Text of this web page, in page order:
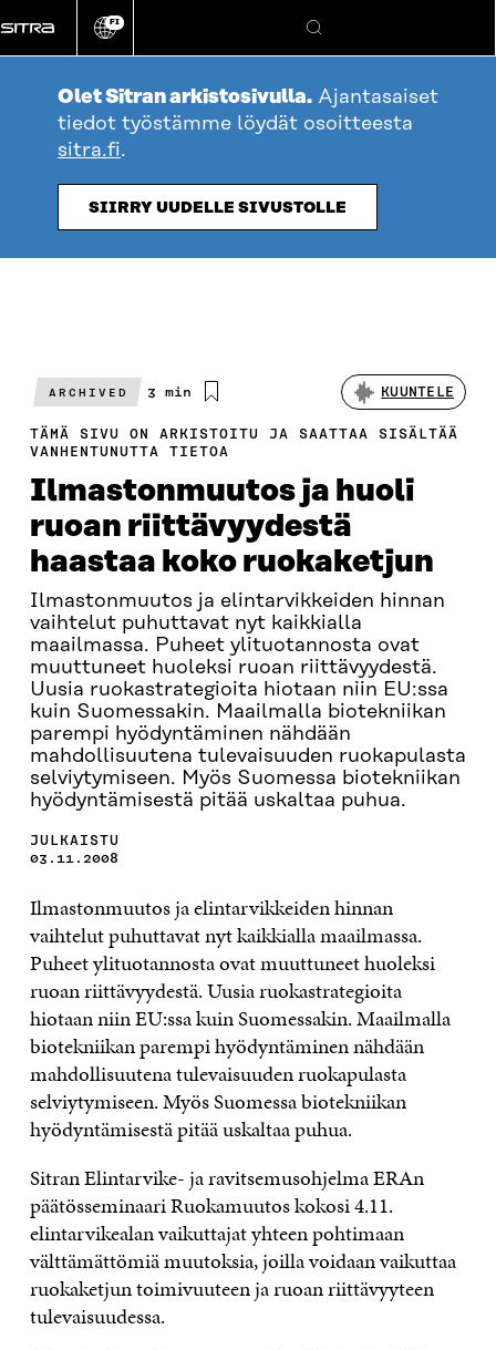
suoraan
sisältöön
Vaihda
kieli
FI
Hae
Olet Sitran arkistosivulla. Ajantasaiset
tiedot työstämme löydät osoitteesta
sitra.fi.
SIIRRY UUDELLE SIVUSTOLLE
ARCHIVED
Arvioitu
3 min KUUNTELE
TÄMÄ SIVU ON ARKISTOITU JA SAATTAA SISÄLTÄÄ
VANHENTUNUTTA TIETOA
Ilmastonmuutos ja huoli
ruoan riittävyydestä
haastaa koko ruokaketjun
Ilmastonmuutos ja elintarvikkeiden hinnan
vaihtelut puhuttavat nyt kaikkialla
maailmassa. Puheet ylituotannosta ovat
muuttuneet huoleksi ruoan riittävyydestä.
Uusia ruokastrategioita hiotaan niin EU:ssa
kuin Suomessakin. Maailmalla biotekniikan
parempi hyödyntäminen nähdään
mahdollisuutena tulevaisuuden ruokapulasta
selviytymiseen. Myös Suomessa biotekniikan
hyödyntämisestä pitää uskaltaa puhua.
JULKAISTU
03.11.2008
Ilmastonmuutos ja elintarvikkeiden hinnan
vaihtelut puhuttavat nyt kaikkialla maailmassa.
Puheet ylituotannosta ovat muuttuneet huoleksi
ruoan riittävyydestä. Uusia ruokastrategioita
hiotaan niin EU:ssa kuin Suomessakin. Maailmalla
biotekniikan parempi hyödyntäminen nähdään
mahdollisuutena tulevaisuuden ruokapulasta
selviytymiseen. Myös Suomessa biotekniikan
hyödyntämisestä pitää uskaltaa puhua.
Sitran Elintarvike- ja ravitsemusohjelma ERAn
päätösseminaari Ruokamuutos kokosi 4.11.
elintarvikealan vaikuttajat yhteen pohtimaan
välttämättömiä muutoksia, joilla voidaan vaikuttaa
ruokaketjun toimivuuteen ja ruoan riittävyyteen
tulevaisuudessa.